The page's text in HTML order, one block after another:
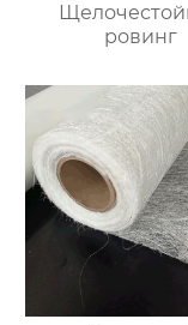
ровинг